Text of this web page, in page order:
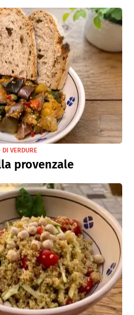
VERDURE
provenzale